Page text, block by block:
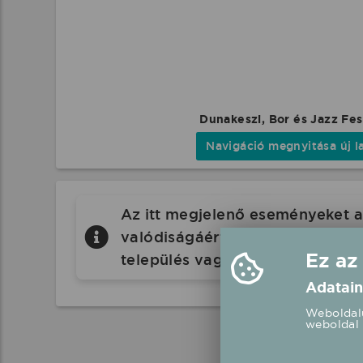
Dunakeszi, Bor és Jazz
Navigáció megnyitása új
Az itt megjelenő eseményeket
valódiságáért a
település vagy
Ez
weboldal